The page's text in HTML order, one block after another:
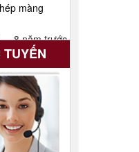
cao cấp
rẻ tại hcm
8 năm trước.